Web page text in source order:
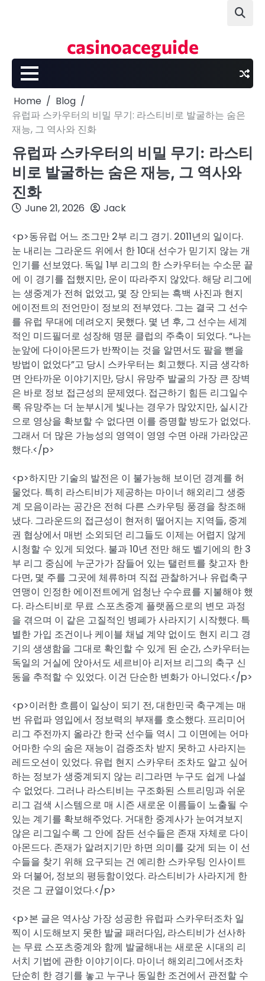
casinoaceguide
Home
Blog
유럽파 스카우터의 비밀 무기: 라스티비로 발굴하는 숨은
재능, 그 역사와 진화
유럽파 스카우터의 비밀 무기: 라스티
비로 발굴하는 숨은 재능, 그 역사와
진화
June 21, 2026 Jack
<p>동유럽 어느 조그만 2부 리그 경기. 2011년의 일이다.
눈 내리는 그라운드 위에서 한 10대 선수가 믿기지 않는 개
인기를 선보였다. 독일 1부 리그의 한 스카우터는 수소문 끝
에 이 경기를 접했지만, 운이 따라주지 않았다. 해당 리그에
는 생중계가 전혀 없었고, 몇 장 안되는 흑백 사진과 현지
에이전트의 전언만이 정보의 전부였다. 그는 결국 그 선수
를 유럽 무대에 데려오지 못했다. 몇 년 후, 그 선수는 세계
적인 미드필더로 성장해 명문 클럽의 주축이 되었다. “나는
눈앞에 다이아몬드가 반짝이는 것을 알면서도 팔을 뻗을
방법이 없었다”고 당시 스카우터는 회고했다. 지금 생각하
면 안타까운 이야기지만, 당시 유망주 발굴의 가장 큰 장벽
은 바로 정보 접근성의 문제였다. 접근하기 힘든 리그일수
록 유망주는 더 눈부시게 빛나는 경우가 많았지만, 실시간
으로 영상을 확보할 수 없다면 이를 증명할 방도가 없었다.
그래서 더 많은 가능성의 영역이 영영 수면 아래 가라앉곤
했다.</p>
<p>하지만 기술의 발전은 이 불가능해 보이던 경계를 허
물었다. 특히 라스티비가 제공하는 마이너 해외리그 생중
계 모음이라는 공간은 전혀 다른 스카우팅 풍경을 창조해
냈다. 그라운드의 접근성이 현저히 떨어지는 지역들, 중계
권 협상에서 매번 소외되던 리그들도 이제는 어렵지 않게
시청할 수 있게 되었다. 불과 10년 전만 해도 벨기에의 한 3
부 리그 중심에 누군가가 잠들어 있는 탤런트를 찾고자 한
다면, 몇 주를 그곳에 체류하며 직접 관찰하거나 유럽축구
연맹이 인정한 에이전트에게 엄청난 수수료를 지불해야 했
다. 라스티비로 무료 스포츠중계 플랫폼으로의 변모 과정
을 겪으며 이 같은 고질적인 병폐가 사라지기 시작했다. 특
별한 가입 조건이나 케이블 채널 계약 없이도 현지 리그 경
기의 생생함을 그대로 확인할 수 있게 된 순간, 스카우터는
독일의 거실에 앉아서도 세르비아 리저브 리그의 축구 신
동을 추적할 수 있었다. 이건 단순한 변화가 아니었다.</p>
<p>이러한 흐름이 일상이 되기 전, 대한민국 축구계는 매
번 유럽파 영입에서 정보력의 부재를 호소했다. 프리미어
리그 주전까지 올라간 한국 선수들 역시 그 이면에는 어마
어마한 수의 숨은 재능이 검증조차 받지 못하고 사라지는
레드오션이 있었다. 유럽 현지 스카우터 조차도 알고 싶어
하는 정보가 생중계되지 않는 리그라면 누구도 쉽게 나설
수 없었다. 그러나 라스티비는 구조화된 스트리밍과 쉬운
리그 검색 시스템으로 매 시즌 새로운 이름들이 노출될 수
있는 계기를 확보해주었다. 거대한 중계사가 눈여겨보지
않은 리그일수록 그 안에 잠든 선수들은 존재 자체로 다이
아몬드다. 존재가 알려지기만 하면 의미를 갖게 되는 이 선
수들을 찾기 위해 요구되는 건 예리한 스카우팅 인사이트
와 더불어, 정보의 평등함이었다. 라스티비가 사라지게 한
것은 그 균열이었다.</p>
<p>본 글은 역사상 가장 성공한 유럽파 스카우터조차 일
찍이 시도해보지 못한 발굴 패러다임, 라스티비가 선사하
는 무료 스포츠중계와 함께 발굴해내는 새로운 시대의 리
서치 기법에 관한 이야기이다. 마이너 해외리그에서조차
단순히 한 경기를 놓고 누구나 동일한 조건에서 관전할 수